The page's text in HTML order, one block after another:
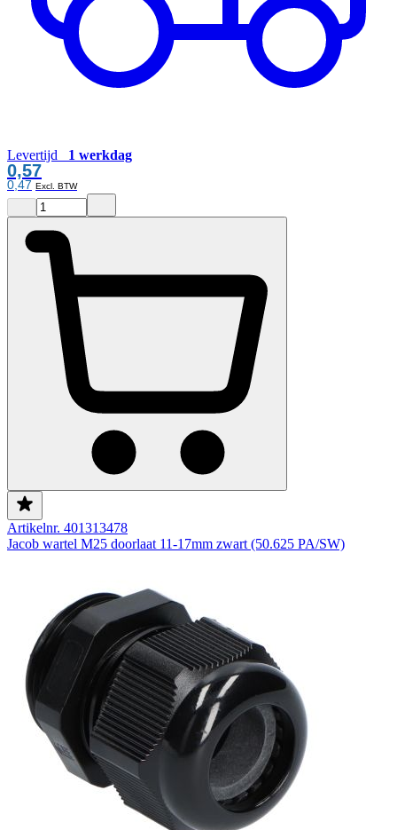
Levertijd 1 werkdag
0,57
0,47
Artikelnr. 401313478
Jacob wartel M25 doorlaat 11-17mm zwart (50.625 PA/SW)